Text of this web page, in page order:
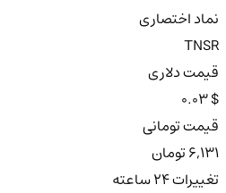
نماد اختصاری
TNSR
قیمت دلاری
0.03 $
قیمت تومانی
6,131 تومان
تغییرات ۲۴ ساعته